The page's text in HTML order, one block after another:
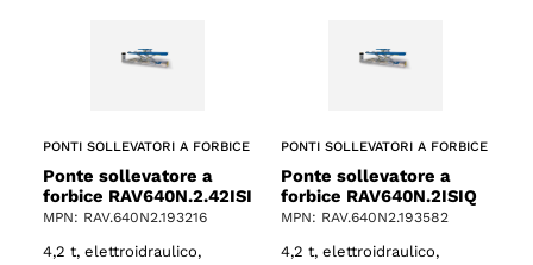
PONTI SOLLEVATORI A FORBICE
Ponte sollevatore a
forbice RAV640N.2.42ISI
MPN: RAV.640N2.193216
4,2 t, elettroidraulico,
PONTI SOLLEVATORI A FORBICE
Ponte sollevatore a
forbice RAV640N.2ISIQ
MPN: RAV.640N2.193582
4,2 t, elettroidraulico,